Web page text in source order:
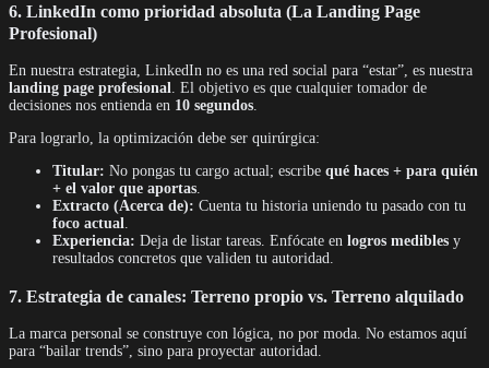
6. LinkedIn como prioridad absoluta (La Landing Page
Profesional)
En nuestra estrategia, LinkedIn no es una red social para “estar”, es nuestra
landing page profesional. El objetivo es que cualquier tomador de
decisiones nos entienda en 10 segundos.
Para lograrlo, la optimización debe ser quirúrgica:
Titular: No pongas tu cargo actual; escribe qué haces + para quién
+ el valor que aportas.
Extracto (Acerca de): Cuenta tu historia uniendo tu pasado con tu
foco actual.
Experiencia: Deja de listar tareas. Enfócate en logros medibles y
resultados concretos que validen tu autoridad.
7. Estrategia de canales: Terreno propio vs. Terreno alquilado
La marca personal se construye con lógica, no por moda. No estamos aquí
para “bailar trends”, sino para proyectar autoridad.